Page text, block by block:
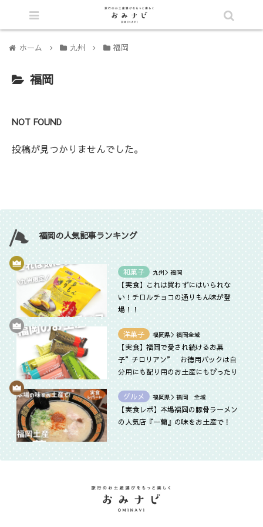
ホーム 九州 福岡
福岡
NOT FOUND
投稿が見つかりませんでした。
福岡の人気記事ランキング
和菓子 九州＞福岡
【実食】これは買わずにはいられな
い！チロルチョコの通りもん味が登
場！！
洋菓子 福岡県＞福岡全域
【実食】福岡で愛され続けるお菓
子”チロリアン” お徳用パックは自
分用にも配り用のお土産にもぴったり
グルメ 福岡県＞福岡 全域
【実食レポ】本場福岡の豚骨ラーメン
の人気店『一蘭』の味をお土産で！
シェア